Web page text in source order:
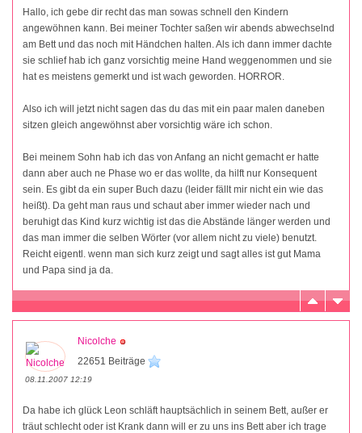
Hallo, ich gebe dir recht das man sowas schnell den Kindern
angewöhnen kann. Bei meiner Tochter saßen wir abends abwechselnd
am Bett und das noch mit Händchen halten. Als ich dann immer dachte
sie schlief hab ich ganz vorsichtig meine Hand weggenommen und sie
hat es meistens gemerkt und ist wach geworden. HORROR.
Also ich will jetzt nicht sagen das du das mit ein paar malen daneben
sitzen gleich angewöhnst aber vorsichtig wäre ich schon.
Bei meinem Sohn hab ich das von Anfang an nicht gemacht er hatte
dann aber auch ne Phase wo er das wollte, da hilft nur Konsequent
sein. Es gibt da ein super Buch dazu (leider fällt mir nicht ein wie das
heißt). Da geht man raus und schaut aber immer wieder nach und
beruhigt das Kind kurz wichtig ist das die Abstände länger werden und
das man immer die selben Wörter (vor allem nicht zu viele) benutzt.
Reicht eigentl. wenn man sich kurz zeigt und sagt alles ist gut Mama
und Papa sind ja da.
Nicolche
22651 Beiträge
08.11.2007 12:19
Da habe ich glück Leon schläft hauptsächlich in seinem Bett, außer er
träut schlecht oder ist Krank dann will er zu uns ins Bett aber ich trage